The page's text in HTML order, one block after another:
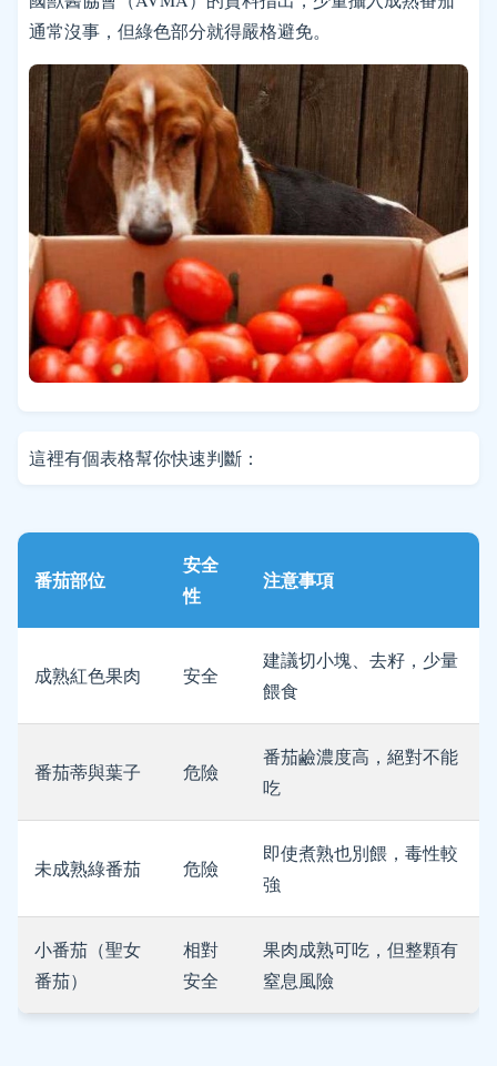
通常沒事，但綠色部分就得嚴格避免。
這裡有個表格幫你快速判斷：
番茄部位
安全
性
注意事項
成熟紅色果肉 安全
建議切小塊、去籽，少量
餵食
番茄蒂與葉子 危險
番茄鹼濃度高，絕對不能
吃
未成熟綠番茄 危險
即使煮熟也別餵，毒性較
強
小番茄（聖女
番茄）
相對
安全
果肉成熟可吃，但整顆有
窒息風險